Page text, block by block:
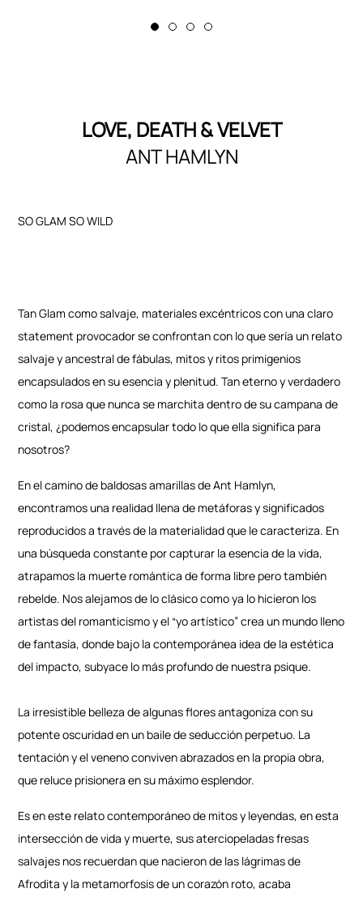
LOVE, DEATH & VELVET
ANT HAMLYN
SO GLAM SO WILD
Tan Glam como salvaje, materiales excéntricos con una claro
statement provocador se confrontan con lo que sería un relato
salvaje y ancestral de fábulas, mitos y ritos primigenios
encapsulados en su esencia y plenitud. Tan eterno y verdadero
como la rosa que nunca se marchita dentro de su campana de
cristal, ¿podemos encapsular todo lo que ella significa para
nosotros?
En el camino de baldosas amarillas de Ant Hamlyn,
encontramos una realidad llena de metáforas y significados
reproducidos a través de la materialidad que le caracteriza. En
una búsqueda constante por capturar la esencia de la vida,
atrapamos la muerte romántica de forma libre pero también
rebelde. Nos alejamos de lo clásico como ya lo hicieron los
artistas del romanticismo y el “yo artístico” crea un mundo lleno
de fantasía, donde bajo la contemporánea idea de la estética
del impacto, subyace lo más profundo de nuestra psique.
La irresistible belleza de algunas flores antagoniza con su
potente oscuridad en un baile de seducción perpetuo. La
tentación y el veneno conviven abrazados en la propia obra,
que reluce prisionera en su máximo esplendor.
Es en este relato contemporáneo de mitos y leyendas, en esta
intersección de vida y muerte, sus aterciopeladas fresas
salvajes nos recuerdan que nacieron de las lágrimas de
Afrodita y la metamorfosis de un corazón roto, acaba